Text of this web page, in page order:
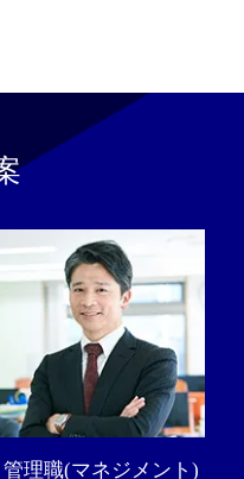
管理職(マネジメント)